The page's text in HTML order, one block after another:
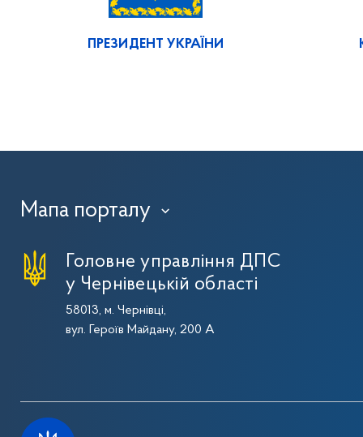
ПРЕЗИДЕНТ УКРАЇНИ
Мапа порталу ›
Головне управління ДПС
у Чернівецькій області
58013, м. Чернівці,
вул. Героїв Майдану, 200 А